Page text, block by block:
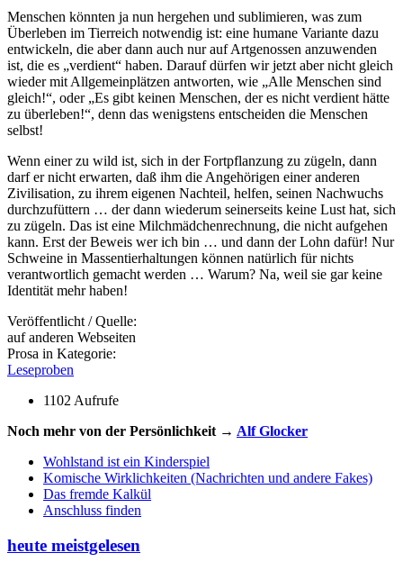
Menschen könnten ja nun hergehen und sublimieren, was zum
Überleben im Tierreich notwendig ist: eine humane Variante dazu
entwickeln, die aber dann auch nur auf Artgenossen anzuwenden
ist, die es „verdient“ haben. Darauf dürfen wir jetzt aber nicht gleich
wieder mit Allgemeinplätzen antworten, wie „Alle Menschen sind
gleich!“, oder „Es gibt keinen Menschen, der es nicht verdient hätte
zu überleben!“, denn das wenigstens entscheiden die Menschen
selbst!
Wenn einer zu wild ist, sich in der Fortpflanzung zu zügeln, dann
darf er nicht erwarten, daß ihm die Angehörigen einer anderen
Zivilisation, zu ihrem eigenen Nachteil, helfen, seinen Nachwuchs
durchzufüttern … der dann wiederum seinerseits keine Lust hat, sich
zu zügeln. Das ist eine Milchmädchenrechnung, die nicht aufgehen
kann. Erst der Beweis wer ich bin … und dann der Lohn dafür! Nur
Schweine in Massentierhaltungen können natürlich für nichts
verantwortlich gemacht werden … Warum? Na, weil sie gar keine
Identität mehr haben!
Veröffentlicht / Quelle:
auf anderen Webseiten
Prosa in Kategorie:
Leseproben
1102 Aufrufe
Noch mehr von der Persönlichkeit → Alf Glocker
Wohlstand ist ein Kinderspiel
Komische Wirklichkeiten (Nachrichten und andere Fakes)
Das fremde Kalkül
Anschluss finden
heute meistgelesen